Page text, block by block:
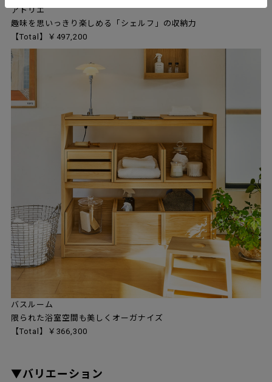
アトリエ
趣味を思いっきり楽しめる「シェルフ」の収納力
【Total】￥497,200
バスルーム
限られた浴室空間も美しくオーガナイズ
【Total】￥366,300
▼バリエーション